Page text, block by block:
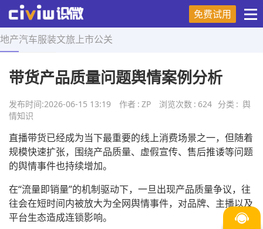
免费试用
地产汽车服装文旅 上市公关
首页 > 舆情知识 > 正文
带货产品质量问题舆情案例分析
发布时间:2026-06-15 13:19 作者 : ZP 浏览次数 : 624 分类 : 舆
情知识
直播带货已经成为当下最重要的线上消费场景之一，但随着
规模快速扩张，围绕产品质量、虚假宣传、售后推诿等问题
的舆情事件也持续增加。
在“流量即销量”的机制驱动下，一旦出现产品质量争议，往
往会在短时间内被放大为全网舆情事件，对品牌、主播以及
平台生态造成连锁影响。